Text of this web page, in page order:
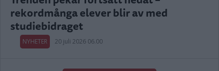
rekordmånga elever blir av med
studiebidraget
NYHETER 20 juli 2026 06.00